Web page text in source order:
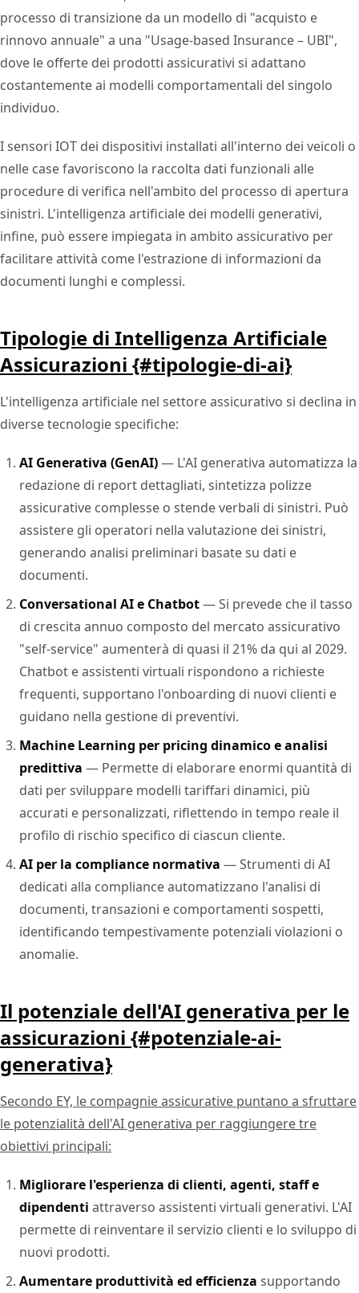
processo di transizione da un modello di "acquisto e
rinnovo annuale" a una "Usage-based Insurance – UBI",
dove le offerte dei prodotti assicurativi si adattano
costantemente ai modelli comportamentali del singolo
individuo.
I sensori IOT dei dispositivi installati all'interno dei veicoli o
nelle case favoriscono la raccolta dati funzionali alle
procedure di verifica nell'ambito del processo di apertura
sinistri. L'intelligenza artificiale dei modelli generativi,
infine, può essere impiegata in ambito assicurativo per
facilitare attività come l'estrazione di informazioni da
documenti lunghi e complessi.
Tipologie di Intelligenza Artificiale
Assicurazioni {#tipologie-di-ai}
L'intelligenza artificiale nel settore assicurativo si declina in
diverse tecnologie specifiche:
AI Generativa (GenAI)— L'AI generativa automatizza la
redazione di report dettagliati, sintetizza polizze
assicurative complesse o stende verbali di sinistri. Può
assistere gli operatori nella valutazione dei sinistri,
generando analisi preliminari basate su dati e
documenti.
Conversational AI e Chatbot— Si prevede che il tasso
di crescita annuo composto del mercato assicurativo
"self-service" aumenterà di quasi il 21% da qui al 2029.
Chatbot e assistenti virtuali rispondono a richieste
frequenti, supportano l'onboarding di nuovi clienti e
guidano nella gestione di preventivi.
Machine Learning per pricing dinamico e analisi
predittiva — Permette di elaborare enormi quantità di
dati per sviluppare modelli tariffari dinamici, più
accurati e personalizzati, riflettendo in tempo reale il
profilo di rischio specifico di ciascun cliente.
AI per la compliance normativa — Strumenti di AI
dedicati alla compliance automatizzano l'analisi di
documenti, transazioni e comportamenti sospetti,
identificando tempestivamente potenziali violazioni o
anomalie.
Il potenziale dell'AI generativa per le
assicurazioni {#potenziale-ai-
generativa}
Secondo EY, le compagnie assicurative puntano a sfruttare
le potenzialità dell'AI generativa per raggiungere tre
obiettivi principali:
Migliorare l'esperienza di clienti, agenti, staff e
dipendenti attraverso assistenti virtuali generativi. L'AI
permette di reinventare il servizio clienti e lo sviluppo di
nuovi prodotti.
Aumentare produttività ed efficienza supportando